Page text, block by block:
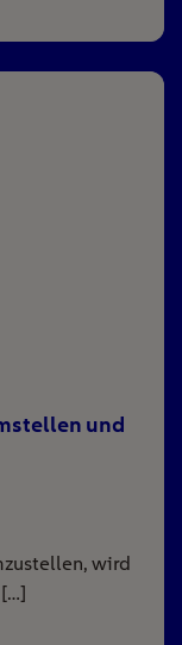
und
wird